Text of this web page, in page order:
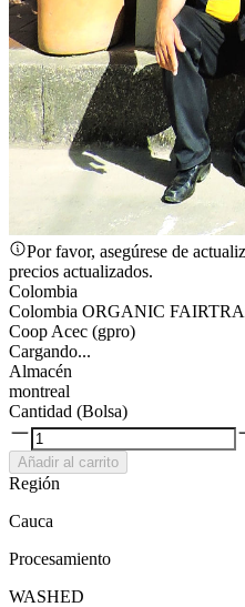
Por favor, asegúrese de
precios actualizados.
Colombia
Colombia ORGANIC
Coop Acec (gpro)
Cargando...
Almacén
montreal
Cantidad (Bolsa)
Añadir al carrito
Región
Cauca
Procesamiento
WASHED